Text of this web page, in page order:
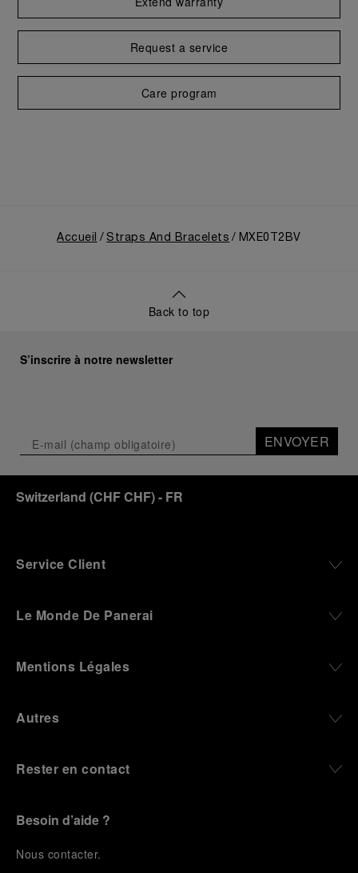
Request a service
Care program
Accueil Straps And Bracelets MXE0T2BV
Back to top
S’inscrire à notre newsletter
ENVOYER
Switzerland (CHF CHF)- FR
Service Client
Le Monde De Panerai
Mentions Légales
Autres
Rester en contact
Besoin d’aide ?
Nous contacter.